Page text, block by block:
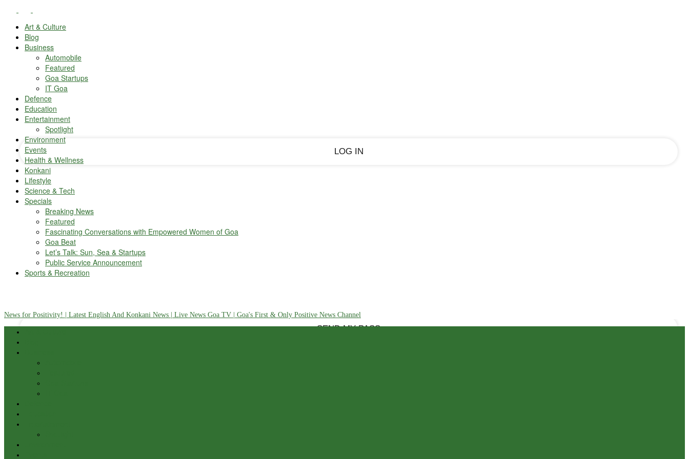
Art & Culture
Blog
Business
Automobile
Featured
Goa Startups
IT Goa
Defence
Education
Entertainment
Spotlight
Environment
Events
Health & Wellness
Konkani
Lifestyle
Science & Tech
Specials
Breaking News
Featured
Fascinating Conversations with Empowered Women of Goa
Goa Beat
Let’s Talk: Sun, Sea & Startups
Public Service Announcement
Sports & Recreation
your password
News for Positivity! | Latest English And Konkani News | Live News Goa TV | Goa's First & Only Positive News Channel